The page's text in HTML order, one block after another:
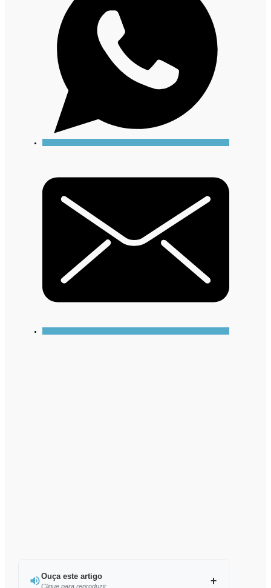
Ouça este artigo
Clique para reproduzir